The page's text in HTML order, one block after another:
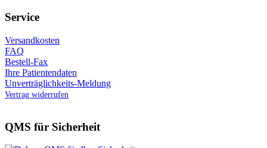
Service
Versandkosten
FAQ
Bestell-Fax
Ihre Patientendaten
Unverträglichkeits-Meldung
Vertrag widerrufen
QMS für Sicherheit